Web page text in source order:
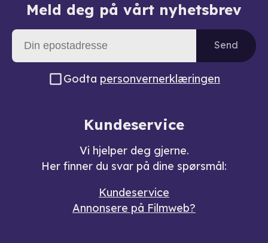
Meld deg på vårt nyhetsbrev
Send
Godta personvernerklæringen
Kundeservice
Vi hjelper deg gjerne.
Her finner du svar på dine spørsmål:
Kundeservice
Annonsere på Filmweb?